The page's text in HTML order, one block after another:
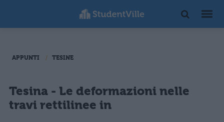
APPUNTI TESINE
Tesina - Le deformazioni nelle
travi rettilinee in